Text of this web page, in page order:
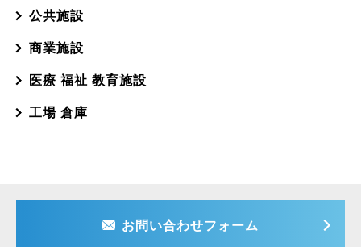
公共施設
商業施設
医療 福祉 教育施設
工場 倉庫
お問い合わせフォーム